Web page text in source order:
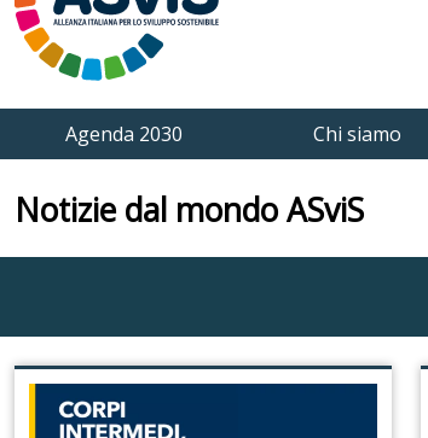
Agenda 2030 Chi siamo
Notizie dal mondo ASviS